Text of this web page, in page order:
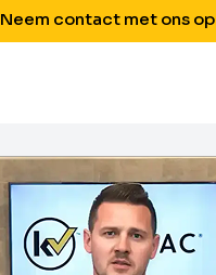
Neem contact met ons op